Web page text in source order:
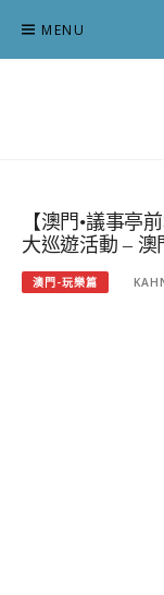
content
MENU
【澳門•議事亭
大巡遊活動 –
澳門-玩樂篇